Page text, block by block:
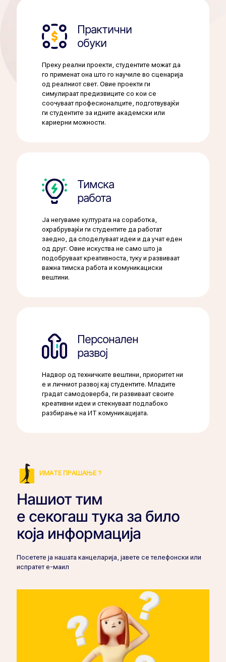
Практични
обуки
Преку реални проекти, студентите можат да
го применат она што го научиле во сценарија
од реалниот свет. Овие проекти ги
симулираат предизвиците со кои се
соочуваат професионалците, подготвувајќи
ги студентите за идните академски или
кариерни можности.
Тимска
работа
Ја негуваме културата на соработка,
охрабрувајќи ги студентите да работат
заедно, да споделуваат идеи и да учат еден
од друг. Овие искуства не само што ја
подобруваат креативноста, туку и развиваат
важна тимска работа и комуникациски
вештини.
Персонален
развој
Надвор од техничките вештини, приоритет ни
е и личниот развој кај студентите. Младите
градат самодоверба, ги развиваат своите
креативни идеи и стекнуваат подлабоко
разбирање на ИТ комуникацијата.
ИМАТЕ ПРАШАЊЕ ?
Нашиот тим
е секогаш тука за било
која информација
Посетете ја нашата канцеларија, јавете се телефонски или
испратет е-маил